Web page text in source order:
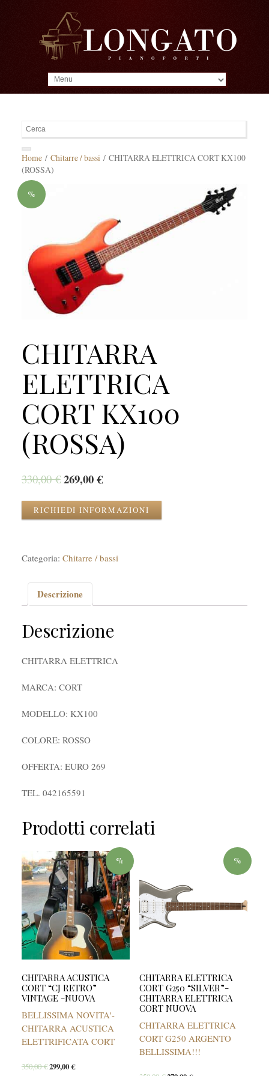
Home/ Chitarre / bassi / CHITARRA ELETTRICA CORT KX100
(ROSSA)
%
CHITARRA
ELETTRICA
CORT KX100
(ROSSA)
330,00€ 269,00€
RICHIEDI INFORMAZIONI
Categoria: Chitarre / bassi
Descrizione
Descrizione
CHITARRA ELETTRICA
MARCA: CORT
MODELLO: KX100
COLORE: ROSSO
OFFERTA: EURO 269
TEL. 042165591
Prodotti correlati
%
CHITARRA ACUSTICA
CORT “CJ RETRO”
VINTAGE -NUOVA
BELLISSIMA NOVITA'-
CHITARRA ACUSTICA
ELETTRIFICATA CORT
350,00€299,00€
%
CHITARRA ELETTRICA
CORT G250 “SILVER”-
CHITARRA ELETTRICA
CORT NUOVA
CHITARRA ELETTRICA
CORT G250 ARGENTO
BELLISSIMA!!!